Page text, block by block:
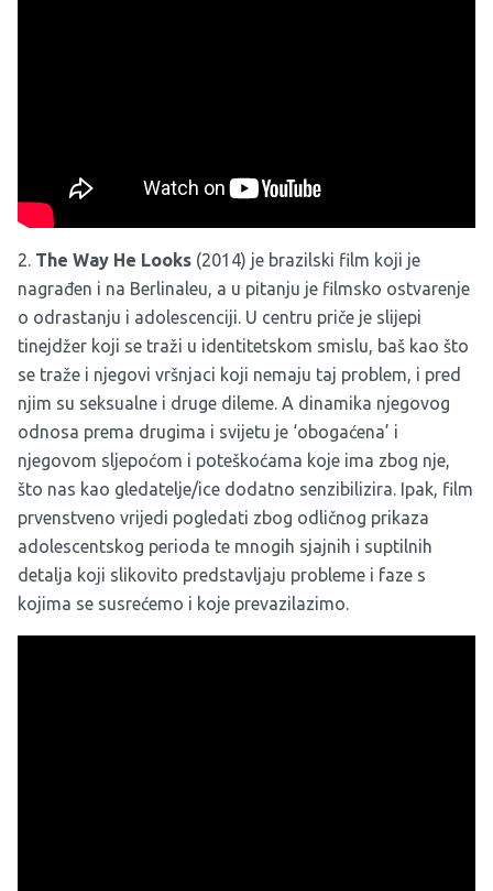
2. The Way He Looks (2014) je brazilski film koji je
nagrađen i na Berlinaleu, a u pitanju je filmsko ostvarenje
o odrastanju i adolescenciji. U centru priče je slijepi
tinejdžer koji se traži u identitetskom smislu, baš kao što
se traže i njegovi vršnjaci koji nemaju taj problem, i pred
njim su seksualne i druge dileme. A dinamika njegovog
odnosa prema drugima i svijetu je ‘obogaćena’ i
njegovom sljepoćom i poteškoćama koje ima zbog nje,
što nas kao gledatelje/ice dodatno senzibilizira. Ipak, film
prvenstveno vrijedi pogledati zbog odličnog prikaza
adolescentskog perioda te mnogih sjajnih i suptilnih
detalja koji slikovito predstavljaju probleme i faze s
kojima se susrećemo i koje prevazilazimo.